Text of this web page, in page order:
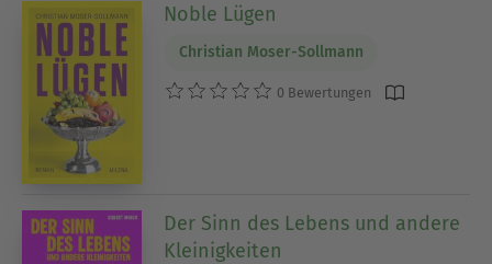
Noble Lügen
Christian Moser-Sollmann
0 Bewertungen
Der Sinn des Lebens und andere
Kleinigkeiten